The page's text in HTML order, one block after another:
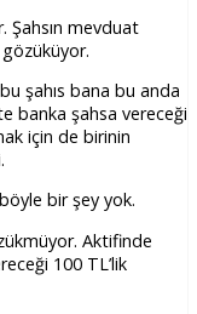
Şahsın mevduat
gözüküyor.
şahıs bana bu anda
banka şahsa vereceği
için de birinin
bir şey yok.
Aktifinde
100 TL’lik